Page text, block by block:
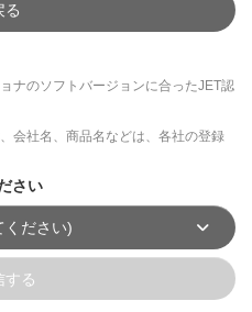
る
ナのソフトバージョンに合ったJET認
会社名、商品名などは、各社の登録
さい
ください)
する